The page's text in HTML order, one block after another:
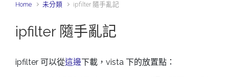
Home 未分類 ipfilter 隨手亂記
ipfilter 隨手亂記
ipfilter 可以從這邊下載，vista 下的放置點：